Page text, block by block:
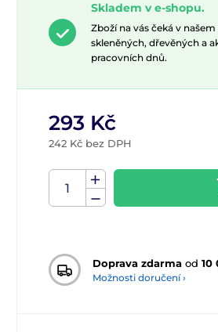
Skladem v e-shopu.
Zboží na vás čeká v
skleněných, dřevěných a
pracovních dnů.
293 Kč
242 Kč bez DPH
Doprava zdarma od 10
Možnosti doručení ›